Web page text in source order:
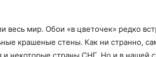
весь мир. Обои «в цветочек» редко
крашеные стены. Как ни странно,